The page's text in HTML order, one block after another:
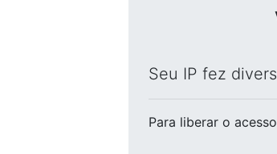
Seu IP fez
Para liberar o acesso